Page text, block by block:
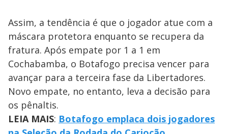
Assim, a tendência é que o jogador atue com a
máscara protetora enquanto se recupera da
fratura. Após empate por 1 a 1 em
Cochabamba, o Botafogo precisa vencer para
avançar para a terceira fase da Libertadores.
Novo empate, no entanto, leva a decisão para
os pênaltis.
LEIA MAIS: Botafogo emplaca dois jogadores